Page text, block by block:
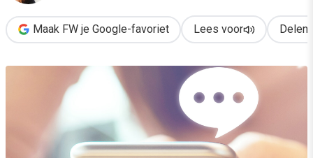
Maak FW je Google-favoriet Lees voor Delen